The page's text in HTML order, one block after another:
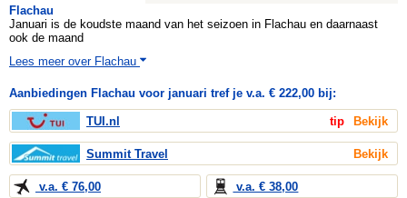
Flachau
Januari is de koudste maand van het seizoen in Flachau en daarnaast
ook de maand
Lees meer over Flachau
Aanbiedingen Flachau voor januari tref je v.a. € 222,00 bij:
TUI.nl tip Bekijk
Summit Travel Bekijk
v.a. € 76,00 v.a. € 38,00